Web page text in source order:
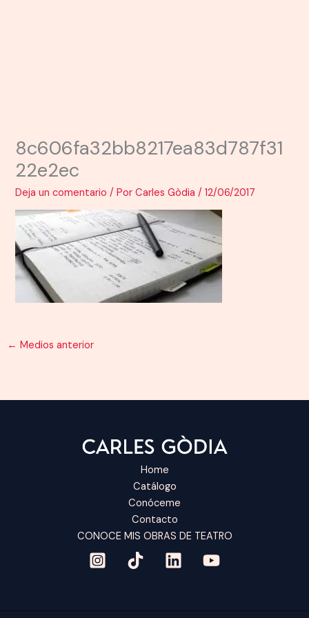
8c606fa32bb8217ea83d787f31
22e2ec
Deja un comentario / PorCarles Gòdia/12/06/2017
← Medios anterior
Home
Catálogo
Conóceme
Contacto
CONOCE MIS OBRAS DE TEATRO